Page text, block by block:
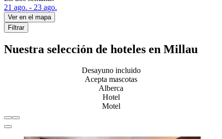
21 ago. - 23 ago.
Ver en el mapa
Filtrar
Nuestra selección de hoteles en Millau
Desayuno incluido
Acepta mascotas
Alberca
Hotel
Motel